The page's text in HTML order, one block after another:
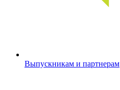
Выпускникам и партнерам